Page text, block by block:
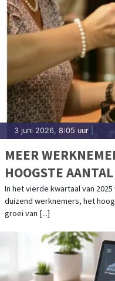
3 juni 2026, 8:05 uur
MEER
HOOGSTE
In het vierde kwartaal van
duizend werknemers, het
groei van [...]